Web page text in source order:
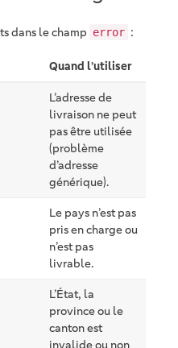
dans le champ error :
Quand l’utiliser
L’adresse de
livraison ne peut
pas être utilisée
(problème
d’adresse
générique).
Le pays n’est pas
pris en charge ou
n’est pas
livrable.
L’État, la
province ou le
canton est
invalide ou non